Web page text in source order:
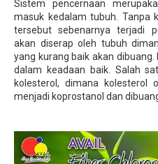
Sistem pencernaan
masuk kedalam tubuh. Tanpa
tersebut sebenarnya terjadi
akan diserap oleh tubuh
yang kurang baik akan
dalam keadaan baik. Salah
kolesterol, dimana kolesterol
menjadi koprostanol dan